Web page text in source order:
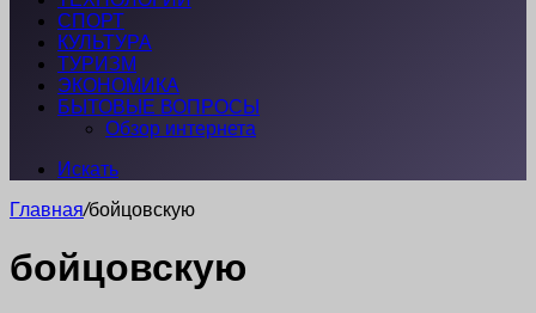
СПОРТ
КУЛЬТУРА
ТУРИЗМ
ЭКОНОМИКА
БЫТОВЫЕ ВОПРОСЫ
Обзор интернета
Искать
Главная/бойцовскую
бойцовскую